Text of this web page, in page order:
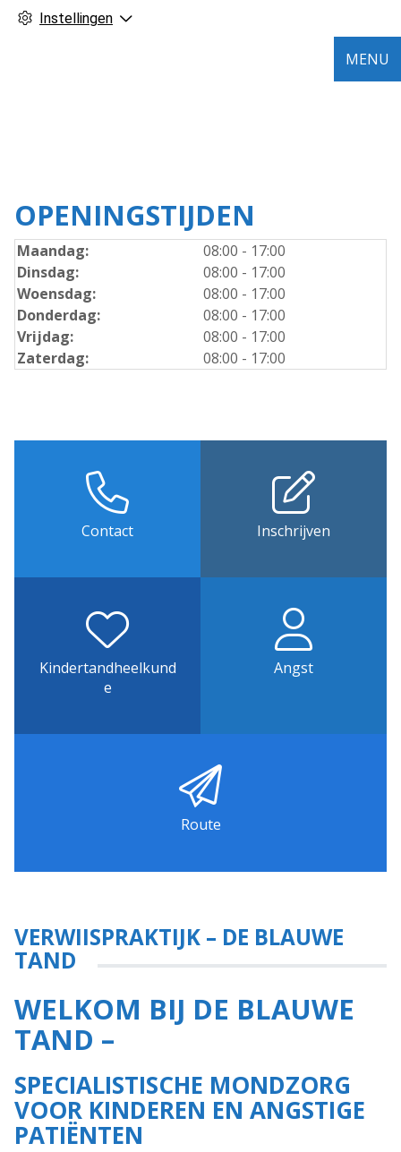
Instellingen
MENU
OPENINGSTIJDEN
Maandag:
08:00 - 17:00
Dinsdag:
08:00 - 17:00
Woensdag:
08:00 - 17:00
Donderdag:
08:00 - 17:00
Vrijdag:
08:00 - 17:00
Zaterdag:
08:00 - 17:00
Contact Inschrijven
Kindertandheelkund
e
Angst
Route
VERWIJSPRAKTIJK – DE BLAUWE
TAND
WELKOM BIJ DE BLAUWE
TAND –
SPECIALISTISCHE MONDZORG
VOOR KINDEREN EN ANGSTIGE
PATIËNTEN